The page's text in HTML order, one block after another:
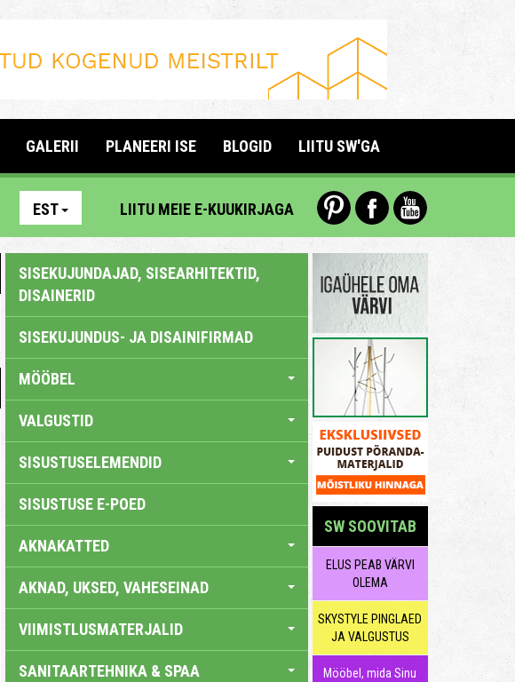
GALERII PLANEERI ISE BLOGID LIITU SW'GA
EST LIITU MEIE E-KUUKIRJAGA
SISEKUJUNDAJAD, SISEARHITEKTID,
DISAINERID
SISEKUJUNDUS- JA DISAINIFIRMAD
MÖÖBEL
VALGUSTID
SISUSTUSELEMENDID
SISUSTUSE E-POED
AKNAKATTED
AKNAD, UKSED, VAHESEINAD
VIIMISTLUSMATERJALID
SANITAARTEHNIKA & SPAA
SW SOOVITAB
ELUS PEAB VÄRVI
OLEMA
SKYSTYLE PINGLAED
JA VALGUSTUS
Mööbel, mida Sinu